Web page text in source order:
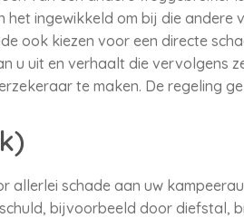
het ingewikkeld om bij die andere
ook kiezen voor een directe
u uit en verhaalt die vervolgens
te maken. De regeling
allerlei schade aan uw
bijvoorbeeld door diefstal,